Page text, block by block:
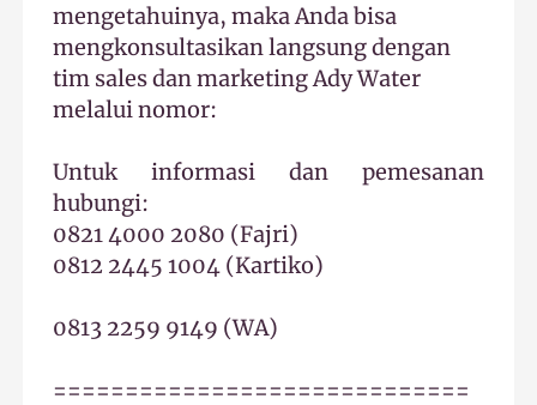
mengetahuinya, maka Anda bisa
mengkonsultasikan langsung dengan
tim sales dan marketing Ady Water
melalui nomor:
Untuk informasi dan pemesanan
hubungi:
0821 4000 2080 (Fajri)
0812 2445 1004 (Kartiko)
0813 2259 9149 (WA)
=============================